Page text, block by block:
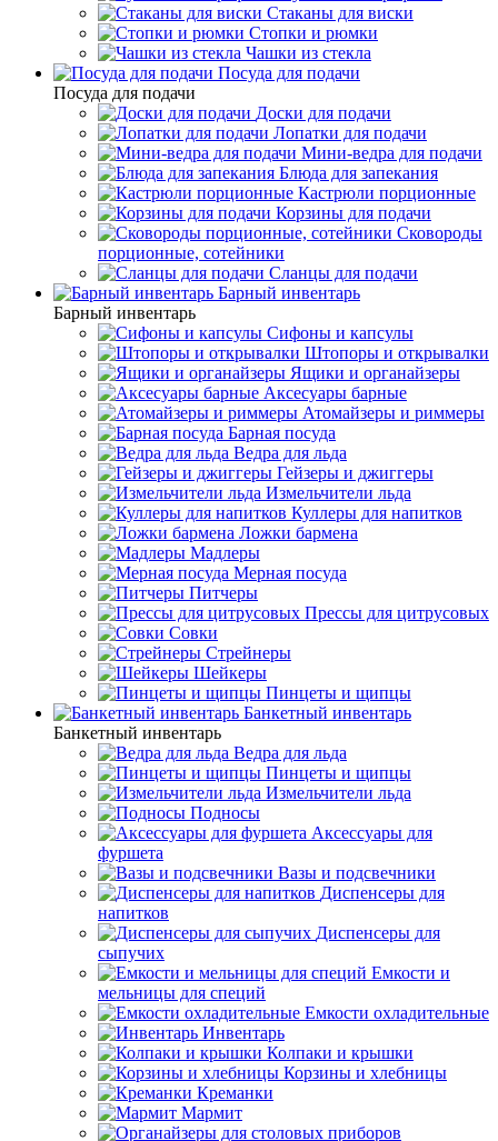
Стаканы для виски
Стопки и рюмки
Чашки из стекла
Посуда для подачи
Посуда для подачи
Доски для подачи
Лопатки для подачи
Мини-ведра для подачи
Блюда для запекания
Кастрюли порционные
Корзины для подачи
Сковороды
порционные, сотейники
Сланцы для подачи
Барный инвентарь
Барный инвентарь
Сифоны и капсулы
Штопоры и открывалки
Ящики и органайзеры
Аксесуары барные
Атомайзеры и риммеры
Барная посуда
Ведра для льда
Гейзеры и джиггеры
Измельчители льда
Куллеры для напитков
Ложки бармена
Мадлеры
Мерная посуда
Питчеры
Прессы для цитрусовых
Совки
Стрейнеры
Шейкеры
Пинцеты и щипцы
Банкетный инвентарь
Банкетный инвентарь
Ведра для льда
Пинцеты и щипцы
Измельчители льда
Подносы
Аксессуары для
фуршета
Вазы и подсвечники
Диспенсеры для
напитков
Диспенсеры для
сыпучих
Емкости и
мельницы для специй
Емкости охладительные
Инвентарь
Колпаки и крышки
Корзины и хлебницы
Креманки
Мармит